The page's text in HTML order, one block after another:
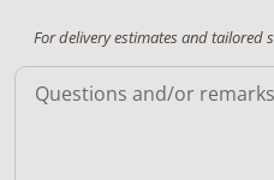
For delivery estimates and tailored